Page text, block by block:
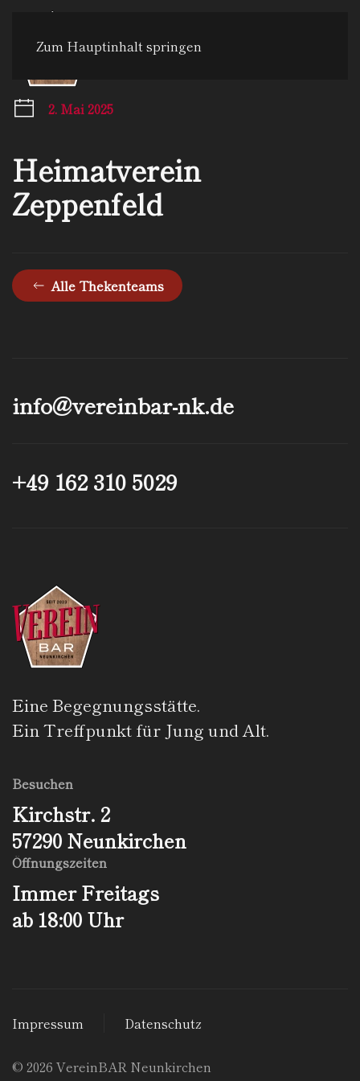
Zum Hauptinhalt springen
2. Mai 2025
Heimatverein
Zeppenfeld
Alle Thekenteams
info@­vereinbar-nk.de
+49 162 310 5029
Eine Begegnungsstätte.
Ein Treffpunkt für Jung und Alt.
Besuchen
Kirchstr. 2
57290 Neunkirchen
Öffnungs­zeiten
Immer Freitags
ab 18:00 Uhr
Impressum Datenschutz
© 2026 VereinBAR Neunkirchen